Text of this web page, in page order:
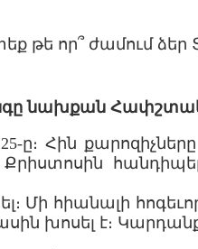
թե որ՞ ժամում
նախքան
ը։ Հին
Քրիստոսին
Մի հիանալի
խոսել է։